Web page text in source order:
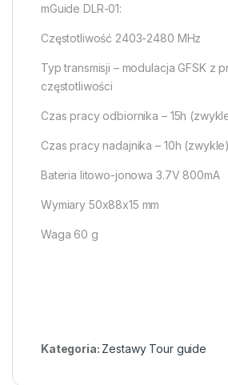
mGuide DLR-01:
Częstotliwość 2403-2480 MHz
Typ transmisji – modulacja GFSK z
częstotliwości
Czas pracy odbiornika – 15h
Czas pracy nadajnika – 10h (zwykle)
Bateria litowo-jonowa 3.7V 800mA
Wymiary 50x88x15 mm
Waga 60 g
Kategoria: Zestawy Tour guide